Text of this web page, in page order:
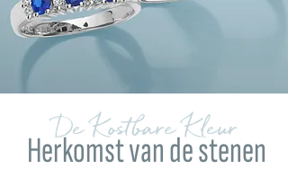
De Kostbare Kleur
Herkomst van de stenen